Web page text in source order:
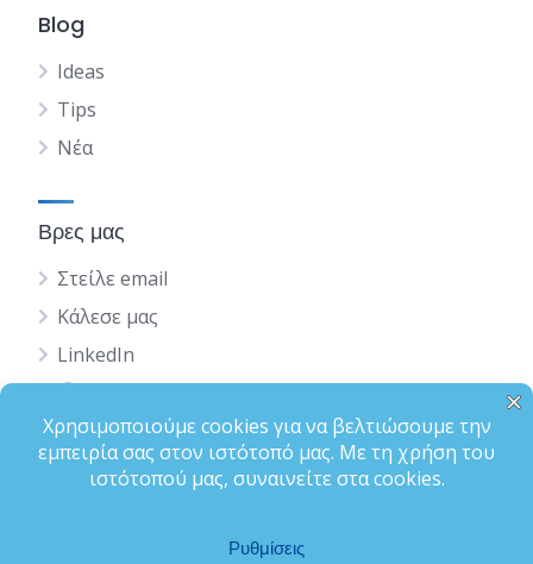
Blog
Ideas
Tips
Νέα
Βρες μας
Στείλε email
Κάλεσε μας
LinkedIn
Ολοκλήρωση Προφίλ